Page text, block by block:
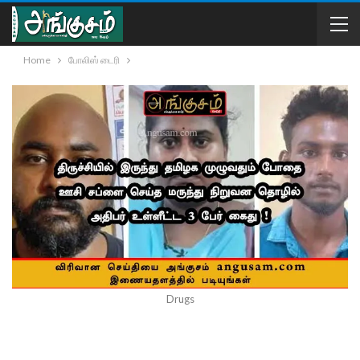
Home போலிஸ் டைரி
Drugs